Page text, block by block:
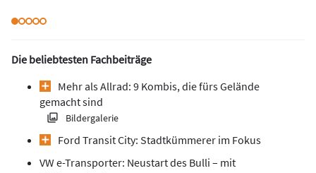
Die beliebtesten Fachbeiträge
Mehr als Allrad: 9 Kombis, die fürs Gelände
gemacht sind
Bildergalerie
Ford Transit City: Stadtkümmerer im Fokus
VW e-Transporter: Neustart des Bulli – mit